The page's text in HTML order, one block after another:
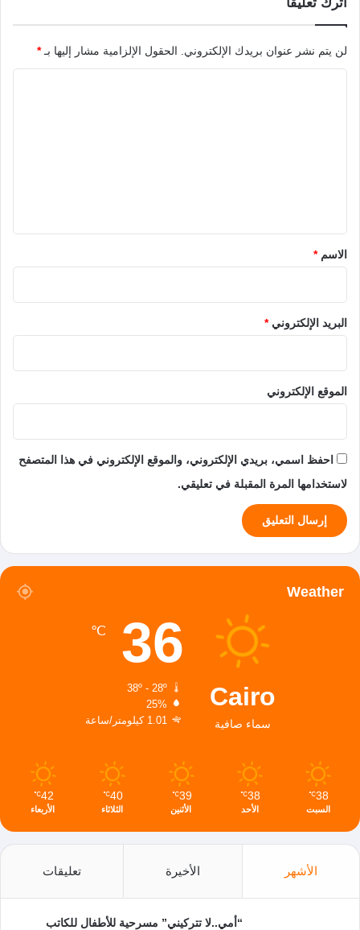
لن يتم نشر عنوان بريدك الإلكتروني. الحقول الإلزامية مشار إليها بـ*
*الاسم*
البريد الإلكتروني*
الموقع الإلكتروني
احفظ اسمي، بريدي الإلكتروني، والموقع الإلكتروني في هذا المتصفح
لاستخدامها المرة المقبلة في تعليقي.
Weather
Cairo
سماء صافية
36
℃
38º - 28º
25%
1.01 كيلومتر/ساعة
38
℃
السبت
38
℃
الأحد
39
℃
الأثنين
40
℃
الثلاثاء
42
℃
الأربعاء
الأشهر الأخيرة تعليقات
“أمي..لا تتركيني” مسرحية للأطفال للكاتب